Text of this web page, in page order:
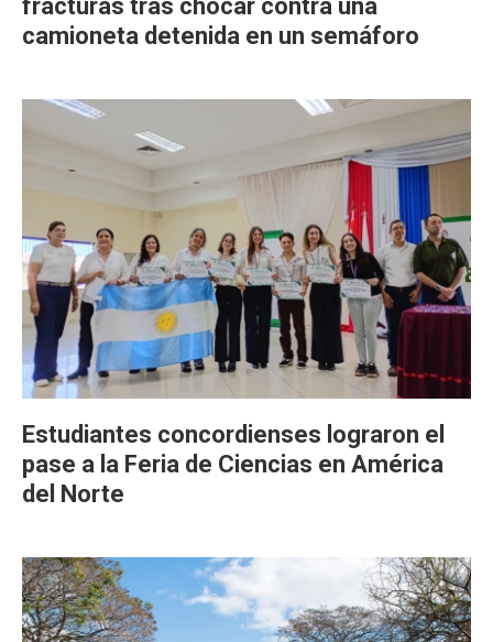
fracturas tras chocar contra una
camioneta detenida en un semáforo
Estudiantes concordienses lograron el
pase a la Feria de Ciencias en América
del Norte